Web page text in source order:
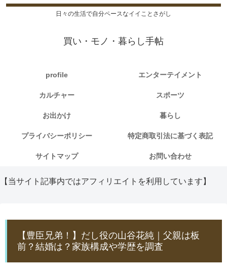
日々の生活で自分ペースなイイことさがし
買い・モノ・暮らし手帖
profile エンターテイメント
カルチャー スポーツ
お出かけ 暮らし
プライバシーポリシー 特定商取引法に基づく表記
サイトマップ お問い合わせ
【当サイト記事内ではアフィリエイトを利用しています】
【豊臣兄弟！】だし役の山谷花純｜父親は板
前？結婚は？家族構成や学歴を調査